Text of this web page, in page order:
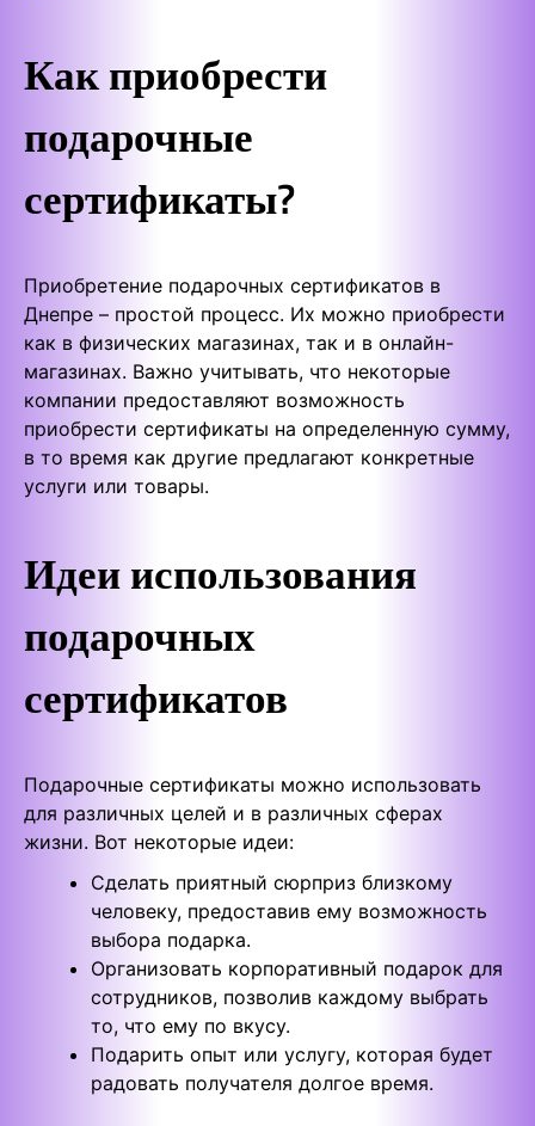
Как приобрести
подарочные
сертификаты?
Приобретение подарочных сертификатов в
Днепре – простой процесс. Их можно приобрести
как в физических магазинах, так и в онлайн-
магазинах. Важно учитывать, что некоторые
компании предоставляют возможность
приобрести сертификаты на определенную сумму,
в то время как другие предлагают конкретные
услуги или товары.
Идеи использования
подарочных
сертификатов
Подарочные сертификаты можно использовать
для различных целей и в различных сферах
жизни. Вот некоторые идеи:
Сделать приятный сюрприз близкому
человеку, предоставив ему возможность
выбора подарка.
Организовать корпоративный подарок для
сотрудников, позволив каждому выбрать
то, что ему по вкусу.
Подарить опыт или услугу, которая будет
радовать получателя долгое время.